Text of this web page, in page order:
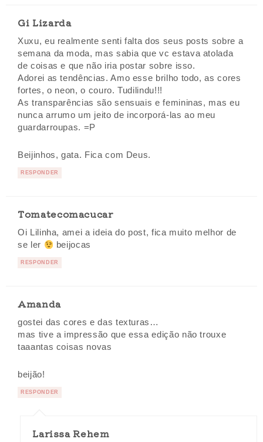
Gi Lizarda
Xuxu, eu realmente senti falta dos seus posts sobre a
semana da moda, mas sabia que vc estava atolada
de coisas e que não iria postar sobre isso.
Adorei as tendências. Amo esse brilho todo, as cores
fortes, o neon, o couro. Tudilindu!!!
As transparências são sensuais e femininas, mas eu
nunca arrumo um jeito de incorporá-las ao meu
guardarroupas. =P
Beijinhos, gata. Fica com Deus.
RESPONDER
Tomatecomacucar
Oi Lilinha, amei a ideia do post, fica muito melhor de
se ler
beijocas
RESPONDER
Amanda
gostei das cores e das texturas…
mas tive a impressão que essa edição não trouxe
taaantas coisas novas
beijão!
RESPONDER
Larissa Rehem